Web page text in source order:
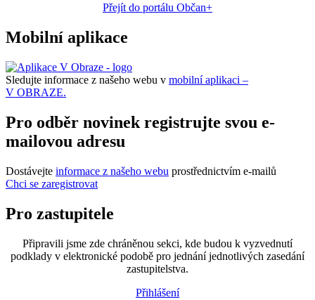
Přejít do portálu Občan+
Mobilní aplikace
Sledujte informace z našeho webu v mobilní aplikaci –
V OBRAZE.
Pro odběr novinek registrujte svou e-
mailovou adresu
Dostávejte informace z našeho webu prostřednictvím e-mailů
Chci se zaregistrovat
Pro zastupitele
Připravili jsme zde chráněnou sekci, kde budou k vyzvednutí
podklady v elektronické podobě pro jednání jednotlivých zasedání
zastupitelstva.
Přihlášení